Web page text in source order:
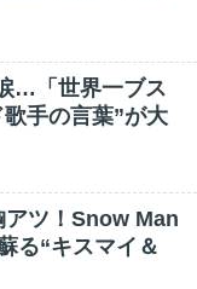
…「世界一ブス
手の言葉”が大
アツ！Snow Man
る“キスマイ＆